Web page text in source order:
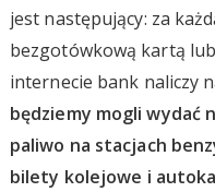
jest następujący: za
bezgotówkową kartą
internecie bank naliczy
będziemy mogli wydać
paliwo na stacjach
bilety kolejowe i